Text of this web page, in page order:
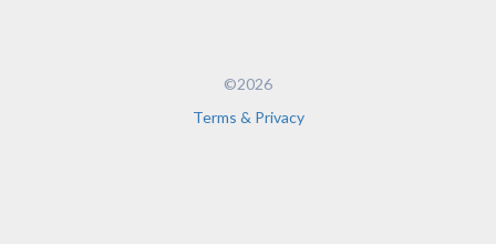
©2026
Terms & Privacy